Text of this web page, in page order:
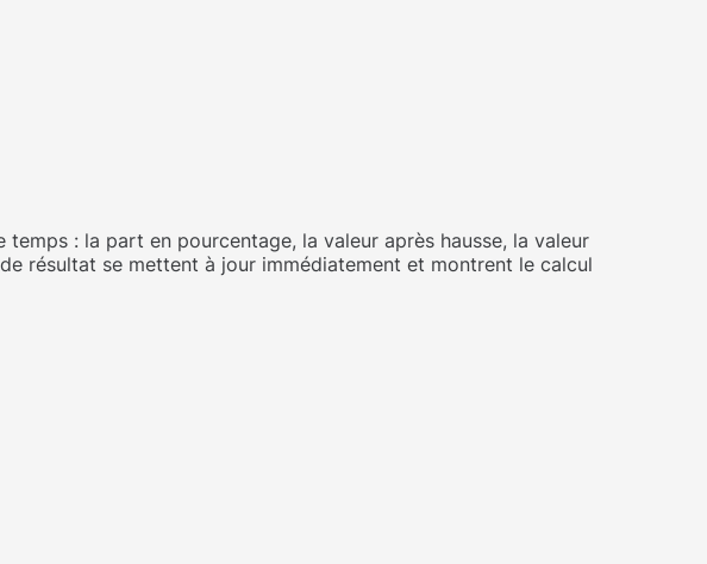
: la part en pourcentage, la valeur après hausse, la valeur
résultat se mettent à jour immédiatement et montrent le calcul